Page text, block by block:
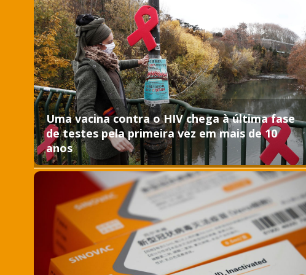
Uma vacina contra o HIV chega à última fase
de testes pela primeira vez em mais de 10
anos